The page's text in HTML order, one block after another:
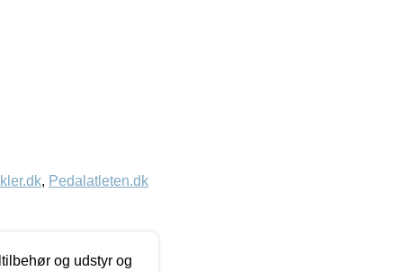
, Pedalatleten.dk
og udstyr og